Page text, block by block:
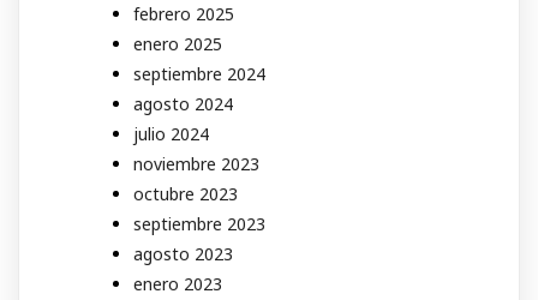
febrero 2025
enero 2025
septiembre 2024
agosto 2024
julio 2024
noviembre 2023
octubre 2023
septiembre 2023
agosto 2023
enero 2023